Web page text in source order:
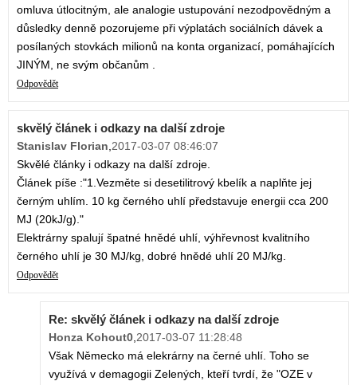
omluva útlocitným, ale analogie ustupování nezodpovědným a
důsledky denně pozorujeme při výplatách sociálních dávek a
posílaných stovkách milionů na konta organizací, pomáhajících
JINÝM, ne svým občanům .
Odpovědět
skvělý článek i odkazy na další zdroje
Stanislav Florian 2017-03-07 08:46:07
Skvělé články i odkazy na další zdroje.
Článek píše :"1.Vezměte si desetilitrový kbelík a naplňte jej
černým uhlím. 10 kg černého uhlí představuje energii cca 200
MJ (20kJ/g)."
Elektrárny spalují špatné hnědé uhlí, výhřevnost kvalitního
černého uhlí je 30 MJ/kg, dobré hnědé uhlí 20 MJ/kg.
Odpovědět
Re: skvělý článek i odkazy na další zdroje
Honza Kohout0 2017-03-07 11:28:48
Však Německo má elekrárny na černé uhlí. Toho se
využívá v demagogii Zelených, kteří tvrdí, že "OZE v